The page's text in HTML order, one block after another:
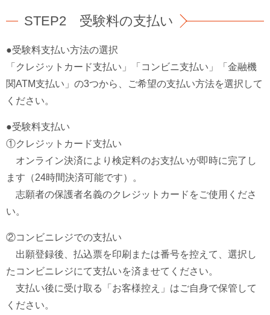
STEP2 受験料の支払い
●受験料支払い方法の選択
「クレジットカード支払い」「コンビニ支払い」「金融機
関ATM支払い」の3つから、ご希望の支払い方法を選択して
ください。
●受験料支払い
①クレジットカード支払い
オンライン決済により検定料のお支払いが即時に完了し
ます（24時間決済可能です）。
志願者の保護者名義のクレジットカードをご使用くださ
い。
②コンビニレジでの支払い
出願登録後、払込票を印刷または番号を控えて、選択し
たコンビニレジにて支払いを済ませてください。
支払い後に受け取る「お客様控え」はご自身で保管して
ください。